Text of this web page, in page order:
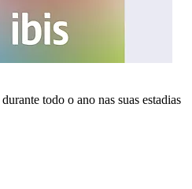
durante todo o ano nas suas estadias